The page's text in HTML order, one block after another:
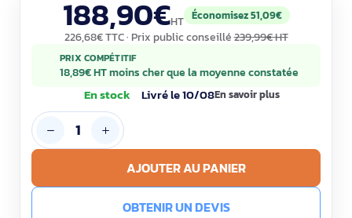
compact.188,90€HT Économisez 51,09€
226,68€ TTC· Prix public conseillé239,99€ HT
PRIX COMPÉTITIF
18,89€ HT moins cher que la moyenne constatée
En stock Livré le 10/08En savoir plus
AJOUTER AU PANIER
OBTENIR UN DEVIS